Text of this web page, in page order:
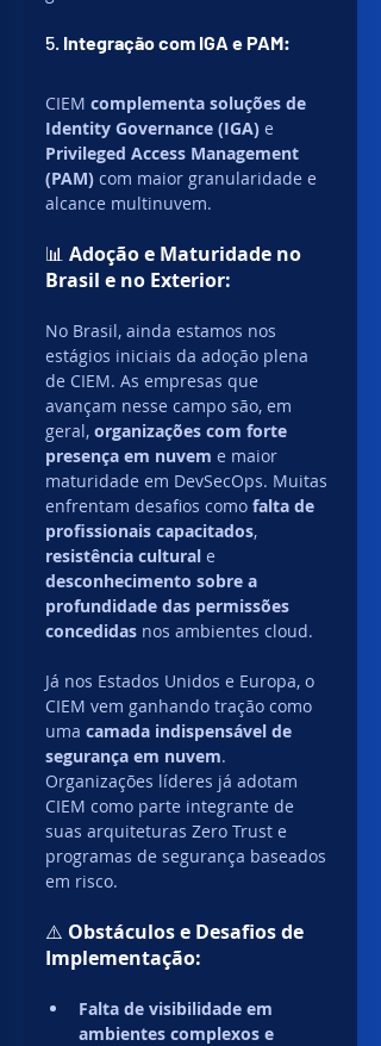
5. Integração com IGA e PAM:
CIEM complementa soluções de
Identity Governance (IGA) e
Privileged Access Management
(PAM) com maior granularidade e
alcance multinuvem.
📊 Adoção e Maturidade no
Brasil e no Exterior:
No Brasil, ainda estamos nos
estágios iniciais da adoção plena
de CIEM. As empresas que
avançam nesse campo são, em
geral, organizações com forte
presença em nuvem e maior
maturidade em DevSecOps. Muitas
enfrentam desafios como falta de
profissionais capacitados,
resistência cultural e
desconhecimento sobre a
profundidade das permissões
concedidas nos ambientes cloud.
Já nos Estados Unidos e Europa, o
CIEM vem ganhando tração como
uma camada indispensável de
segurança em nuvem.
Organizações líderes já adotam
CIEM como parte integrante de
suas arquiteturas Zero Trust e
programas de segurança baseados
em risco.
⚠️ Obstáculos e Desafios de
Implementação:
Falta de visibilidade em
ambientes complexos e